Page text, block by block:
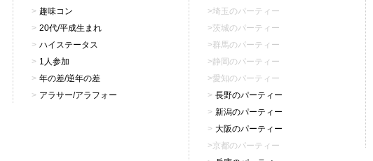
趣味コン
20代/平成生まれ
ハイステータス
1人参加
年の差/逆年の差
アラサー/アラフォー
埼玉のパーティー
茨城のパーティー
群馬のパーティー
静岡のパーティー
愛知のパーティー
長野のパーティー
新潟のパーティー
大阪のパーティー
京都のパーティー